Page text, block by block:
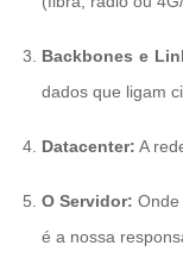
Backbones e
dados que ligam
Datacenter: A
O Servidor:
é a nossa